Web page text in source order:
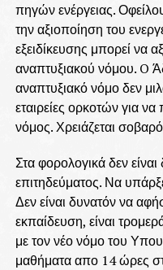
πηγών ενέργειας.
την αξιοποίηση του
εξειδίκευσης μπορεί να
αναπτυξιακού νόμου. O
αναπτυξιακό νόμο δεν
εταιρείες ορκοτών για
νόμος. Χρειάζεται
Στα φορολογικά δεν
επιτηδεύματος. Να
Δεν είναι δυνατόν να
εκπαίδευση, είναι
με τον νέο νόμο του
μαθήματα απο 14 ώρες